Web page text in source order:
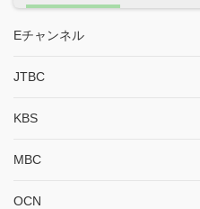
Eチャンネル
JTBC
KBS
MBC
OCN